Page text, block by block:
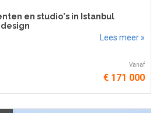
en studio's in Istanbul
Lees meer »
Vanaf
€ 171 000